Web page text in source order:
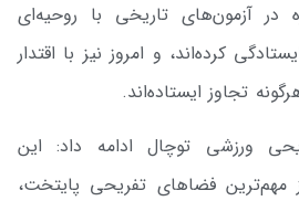
در آزمون‌های تاریخی با روحیه‌ای
کرده‌اند، و امروز نیز با اقتدار
تجاوز ایستاده‌اند.
ورزشی توچال ادامه داد: این
مهم‌ترین فضاهای تفریحی پایتخت،